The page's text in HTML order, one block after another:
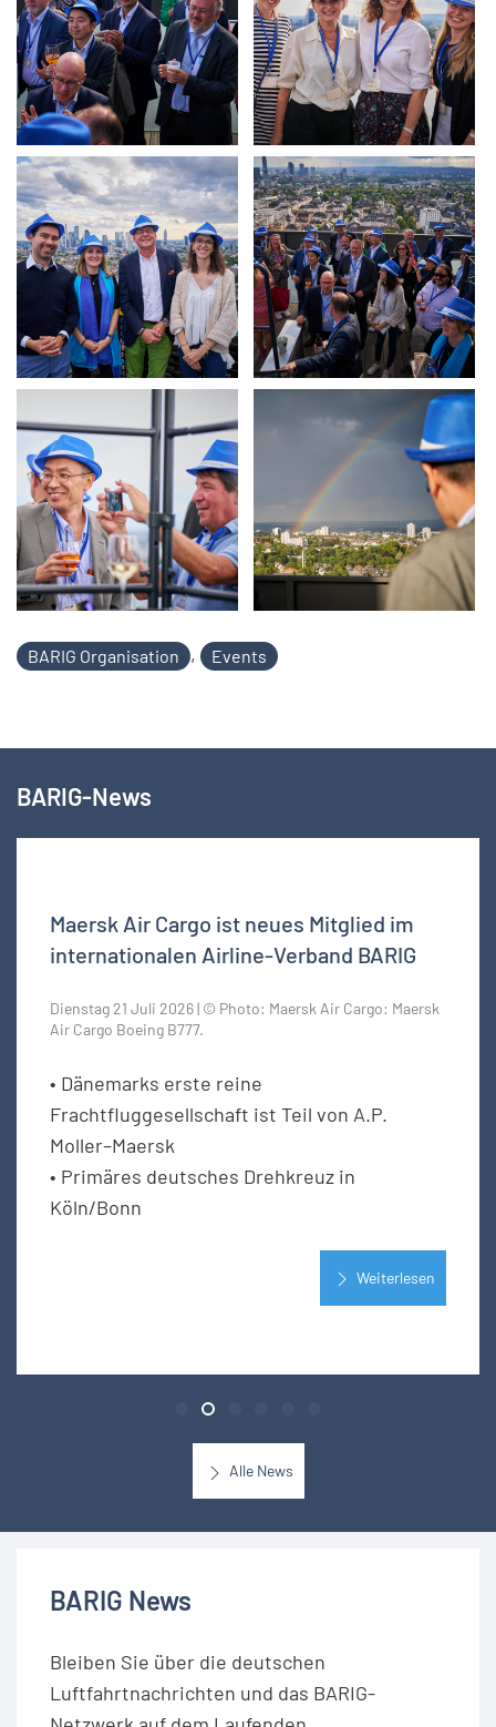
BARIG Organisation , Events
BARIG-News
Maersk Air Cargo ist neues Mitglied im
internationalen Airline-Verband BARIG
Dienstag 21 Juli 2026 | © Photo: Maersk Air Cargo: Maersk
Air Cargo Boeing B777.
• Dänemarks erste reine
Frachtfluggesellschaft ist Teil von A.P.
Moller–Maersk
• Primäres deutsches Drehkreuz in
Köln/Bonn
Weiterlesen
Alle News
BARIG News
Bleiben Sie über die deutschen
Luftfahrtnachrichten und das BARIG-